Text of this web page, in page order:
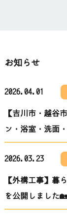
お知らせ
2026.04.01
【吉川市・越谷
ン・浴室・洗面
2026.03.23
【外構工事】暮
を公開しました🏡